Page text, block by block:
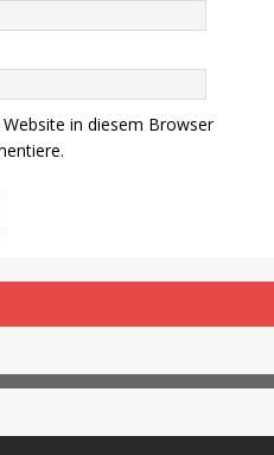
in diesem Browser